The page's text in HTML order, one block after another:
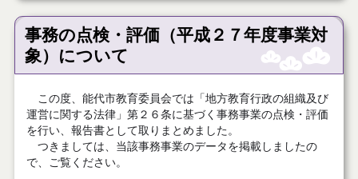
事務の点検・評価（平成２７年度事業対
象）について
この度、能代市教育委員会では「地方教育行政の組織及び
運営に関する法律」第２６条に基づく事務事業の点検・評価
を行い、報告書として取りまとめました。
つきましては、当該事務事業のデータを掲載しましたの
で、ご覧ください。